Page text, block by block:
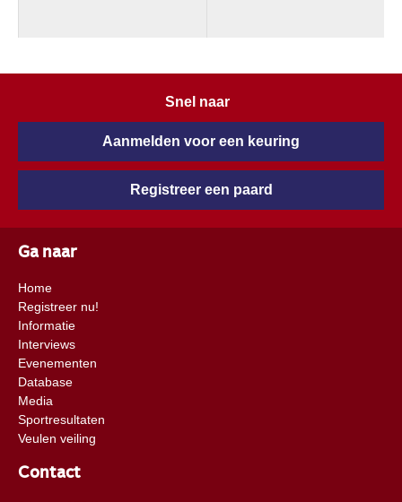
Snel naar
Aanmelden voor een keuring
Registreer een paard
Ga naar
Home
Registreer nu!
Informatie
Interviews
Evenementen
Database
Media
Sportresultaten
Veulen veiling
Contact